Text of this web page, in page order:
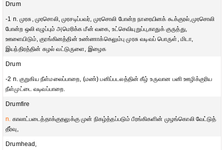
Drum
-1 n. முரசு, முரசொலி, முரசடிப்பவர், முரசொலி போன்ற நாரையினக் கூக்குரல்,முரசொலி
போன்ற ஒலி எழுப்பும் அமெரிக்க மீன் வகை, உட்செவியுறுப்பு,காதுக் குருத்து,
ஊளையிடும், குரங்கினத்தின் உண்ணாக்கெலும்பு முரசு வடிவப் பொருள், மிடா,
இயந்திரத்தின் சுழல் வட்டுருளை, இழைக
Drum
-2 n. குறுகிய நீள்மலைப்பாறை, (மண்) பனிப்படலத்தின் கீழ் உருவான பனி ஊழிக்குரிய
நீள்முட்டை வடிவப்பாறை.
Drumfire
n. காலாட்படைத்தாக்குதலுக்கு முன் நிகழ்த்தப்படும் பீரங்கிகளின் முழங்கொலி வேட்டுத்
தீர்வு,
Drumhead,